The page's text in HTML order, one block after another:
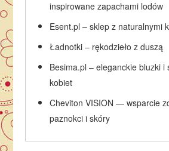
inspirowane zapachami lodów
Esent.pl – sklep z naturalnymi
Ładnotki – rękodzieło z duszą
Besima.pl – eleganckie bluzki i
kobiet
Cheviton VISION — wsparcie
paznokci i skóry